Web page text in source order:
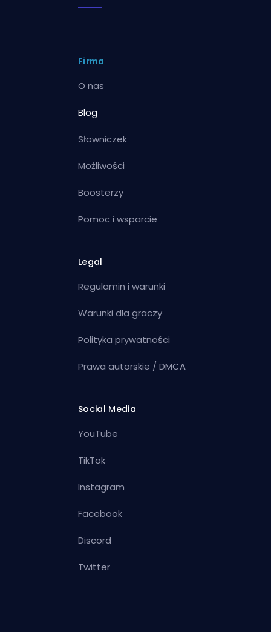
Firma
O nas
Blog
Słowniczek
Możliwości
Boosterzy
Pomoc i wsparcie
Legal
Regulamin i warunki
Warunki dla graczy
Polityka prywatności
Prawa autorskie / DMCA
Social Media
YouTube
TikTok
Instagram
Facebook
Discord
Twitter